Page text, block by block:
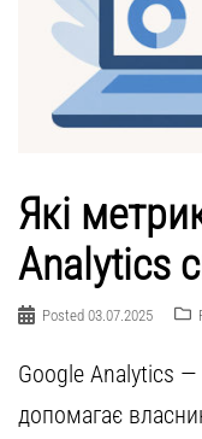
Які
Analytics
Posted 03.07.2025
Google Analytics
допомагає